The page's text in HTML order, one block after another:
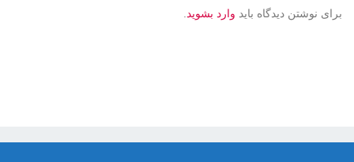
برای نوشتن دیدگاه باید وارد بشوید